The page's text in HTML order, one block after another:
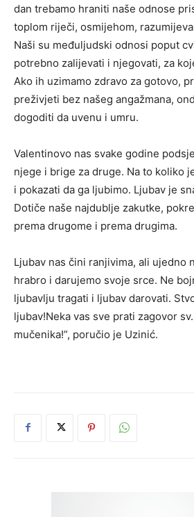
dan trebamo hraniti naše odnose
toplom riječi, osmijehom,
Naši su međuljudski odnosi poput
potrebno zalijevati i njegovati, za
Ako ih uzimamo zdravo za gotovo,
preživjeti bez našeg angažmana,
dogoditi da uvenu i umru.
Valentinovo nas svake godine
njege i brige za druge. Na to koliko
i pokazati da ga ljubimo. Ljubav je
Dotiče naše najdublje zakutke,
prema drugome i prema drugima.
Ljubav nas čini ranjivima, ali ujedno
hrabro i darujemo svoje srce. Ne
ljubavlju tragati i ljubav darovati.
ljubav!Neka vas sve prati zagovor
mučenika!”, poručio je Uzinić.